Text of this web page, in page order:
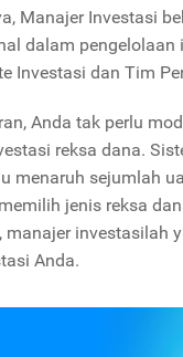
Manajer Investasi
dalam pengelolaan
Investasi dan Tim
Anda tak perlu
reksa dana.
menaruh sejumlah
jenis reksa
manajer investasilah
Anda.